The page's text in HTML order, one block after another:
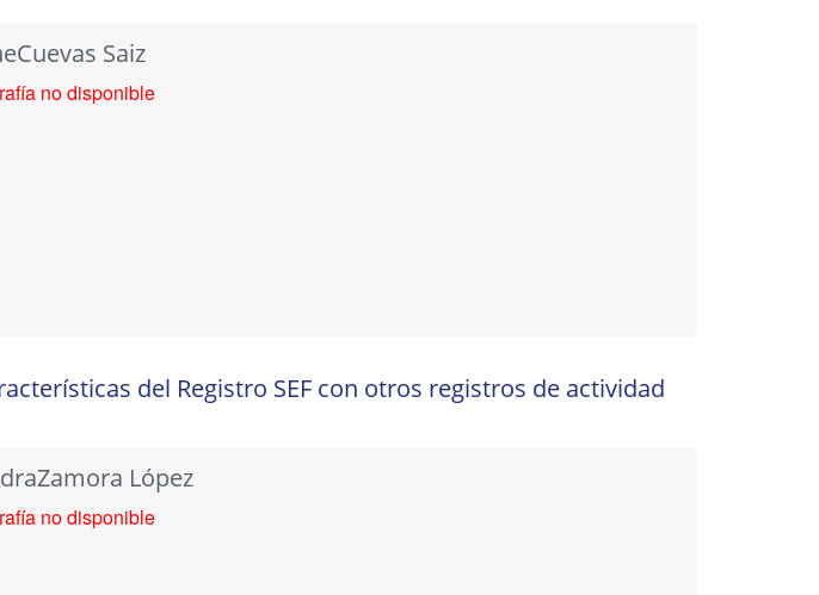
Saiz
no disponible
del Registro SEF con otros registros de actividad
López
no disponible